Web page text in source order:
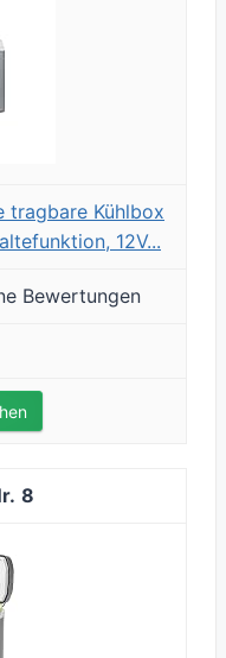
tragbare Kühlbox
12V...
Bewertungen
8